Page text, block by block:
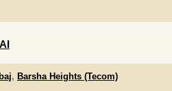
, Barsha Heights (Tecom)